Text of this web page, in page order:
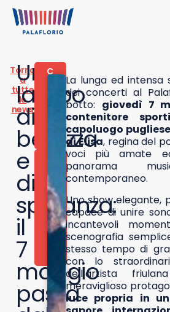
Torna
a
tutte
le
news
Un
lampo
di
bellezza
e
di
speranza:
il
7
maggio
passa
C
A
G
G
I
O
2
0
La lunga ed intensa
dei concerti al
botto: giovedì 7
contenitore
capoluogo
di Elisa, regina del
voci più amate
panorama
contemporaneo.
Uno show elegante,
capace di unire
incantevoli
scenografia
stesso tempo di
con lo
dell’artista
meraviglioso
luce propria in